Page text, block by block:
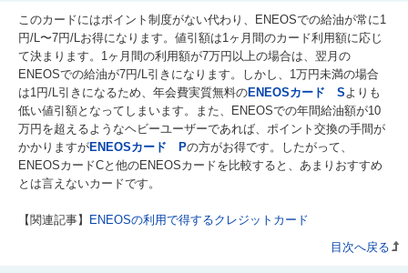
このカードにはポイント制度がない代わり、ENEOSでの給油が常に1
円/L〜7円/Lお得になります。値引額は1ヶ月間のカード利用額に応じ
て決まります。1ヶ月間の利用額が7万円以上の場合は、翌月の
ENEOSでの給油が7円/L引きになります。しかし、1万円未満の場合
は1円/L引きになるため、年会費実質無料のENEOSカード Sよりも
低い値引額となってしまいます。また、ENEOSでの年間給油額が10
万円を超えるようなヘビーユーザーであれば、ポイント交換の手間が
かかりますがENEOSカード Pの方がお得です。したがって、
ENEOSカードCと他のENEOSカードを比較すると、あまりおすすめ
とは言えないカードです。
【関連記事】
ENEOSの利用で得するクレジットカード
目次へ戻る